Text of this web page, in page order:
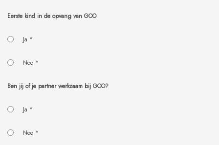
Eerste kind in de opvang van GOO
Ja *
Nee *
Ben jij of je partner werkzaam bij GOO?
Ja *
Nee *